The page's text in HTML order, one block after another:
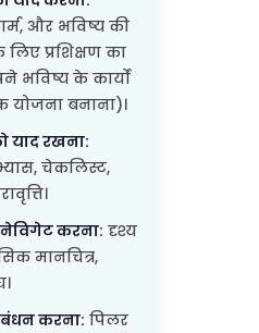
और भविष्य की
प्रशिक्षण का
भविष्य के कार्यों
योजना बनाना)।
याद रखना:
चेकलिस्ट,
नेविगेट करना: दृश्य
मानचित्र,
करना: पिलर